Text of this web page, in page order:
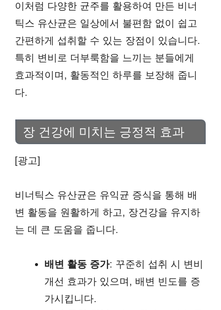
이처럼 다양한 균주를 활용하여 만든 비너
틱스 유산균은 일상에서 불편함 없이 쉽고
간편하게 섭취할 수 있는 장점이 있습니다.
특히 변비로 더부룩함을 느끼는 분들에게
효과적이며, 활동적인 하루를 보장해 줍니
다.
장 건강에 미치는 긍정적 효과
[광고]
비너틱스 유산균은 유익균 증식을 통해 배
변 활동을 원활하게 하고, 장건강을 유지하
는 데 큰 도움을 줍니다.
배변 활동 증가: 꾸준히 섭취 시 변비
개선 효과가 있으며, 배변 빈도를 증
가시킵니다.